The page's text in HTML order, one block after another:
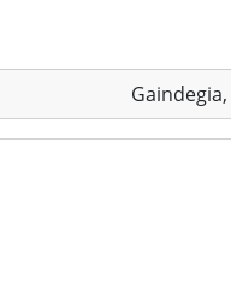
Gaindegia,